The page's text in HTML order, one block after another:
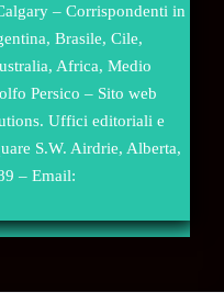
– Corrispondenti in
Brasile, Cile,
Africa, Medio
Persico – Sito web
Uffici editoriali e
S.W. Airdrie, Alberta,
– Email: